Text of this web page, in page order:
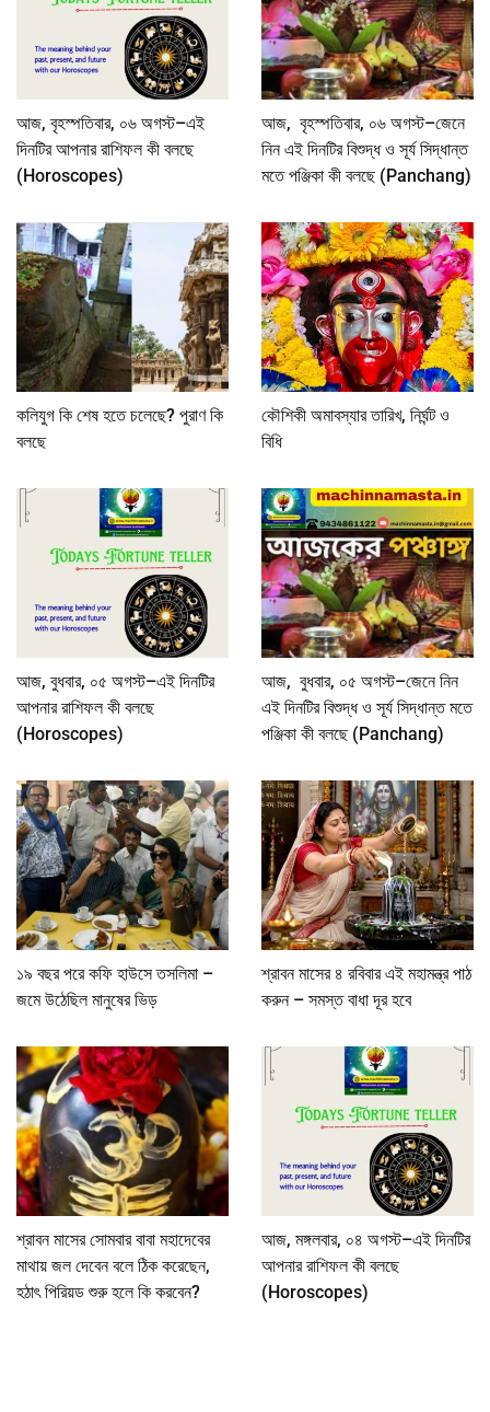
আজ, বৃহস্পতিবার, ০৬ অগস্ট–এই
দিনটির আপনার রাশিফল কী বলছে
(Horoscopes)
আজ, বৃহস্পতিবার, ০৬ অগস্ট–জেনে
নিন এই দিনটির বিশুদ্ধ ও সূর্য সিদ্ধান্ত
মতে পঞ্জিকা কী বলছে (Panchang)
কলিযুগ কি শেষ হতে চলেছে? পুরাণ কি
বলছে
কৌশিকী অমাবস্যার তারিখ, নির্ঘন্ট ও
বিধি
আজ, বুধবার, ০৫ অগস্ট–এই দিনটির
আপনার রাশিফল কী বলছে
(Horoscopes)
আজ, বুধবার, ০৫ অগস্ট–জেনে নিন
এই দিনটির বিশুদ্ধ ও সূর্য সিদ্ধান্ত মতে
পঞ্জিকা কী বলছে (Panchang)
১৯ বছর পরে কফি হাউসে তসলিমা –
জমে উঠেছিল মানুষের ভিড়
শ্রাবন মাসের ৪ রবিবার এই মহামন্ত্র পাঠ
করুন – সমস্ত বাধা দূর হবে
শ্রাবন মাসের সোমবার বাবা মহাদেবের
মাথায় জল দেবেন বলে ঠিক করেছেন,
হঠাৎ পিরিয়ড শুরু হলে কি করবেন?
আজ, মঙ্গলবার, ০৪ অগস্ট–এই দিনটির
আপনার রাশিফল কী বলছে
(Horoscopes)